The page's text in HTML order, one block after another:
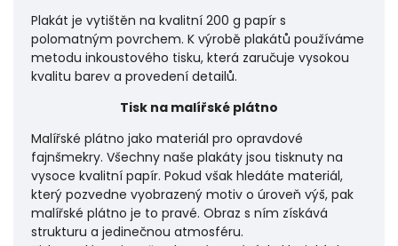
Plakát je vytištěn na kvalitní 200 g papír s
polomatným povrchem. K výrobě plakátů používáme
metodu inkoustového tisku, která zaručuje vysokou
kvalitu barev a provedení detailů.
Tisk na malířské plátno
Malířské plátno jako materiál pro opravdové
fajnšmekry. Všechny naše plakáty jsou tisknuty na
vysoce kvalitní papír. Pokud však hledáte materiál,
který pozvedne vyobrazený motiv o úroveň výš, pak
malířské plátno je to pravé. Obraz s ním získává
strukturu a jedinečnou atmosféru.